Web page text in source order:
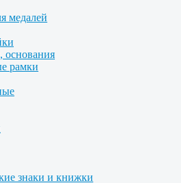
медалей
основания
рамки
знаки и книжки